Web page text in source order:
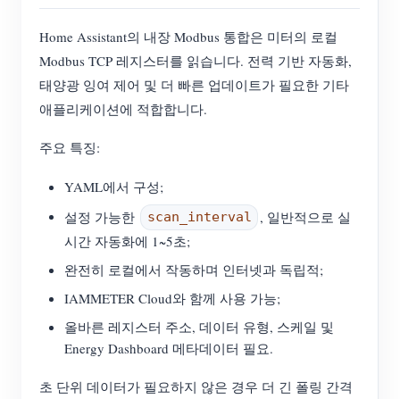
Home Assistant의 내장 Modbus 통합은 미터의 로컬
Modbus TCP 레지스터를 읽습니다. 전력 기반 자동화,
태양광 잉여 제어 및 더 빠른 업데이트가 필요한 기타
애플리케이션에 적합합니다.
주요 특징:
YAML에서 구성;
설정 가능한
scan_interval
, 일반적으로 실
시간 자동화에 1~5초;
완전히 로컬에서 작동하며 인터넷과 독립적;
IAMMETER Cloud와 함께 사용 가능;
올바른 레지스터 주소, 데이터 유형, 스케일 및
Energy Dashboard 메타데이터 필요.
초 단위 데이터가 필요하지 않은 경우 더 긴 폴링 간격